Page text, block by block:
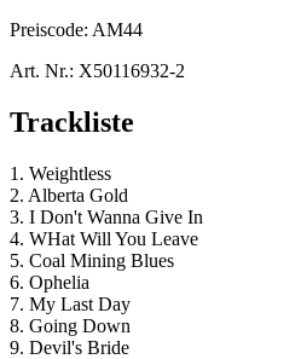
Preiscode: AM44
Art. Nr.: X50116932-2
Trackliste
1. Weightless
2. Alberta Gold
3. I Don't Wanna Give In
4. WHat Will You Leave
5. Coal Mining Blues
6. Ophelia
7. My Last Day
8. Going Down
9. Devil's Bride